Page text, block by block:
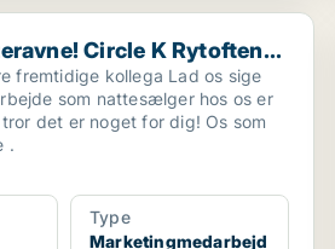
Circle K Rytoften...
Circle K Rytoften...
kollega Lad os sige
som nattesælger hos os er
det er noget for dig! Os som
.
Type
Marketingmedarbejd